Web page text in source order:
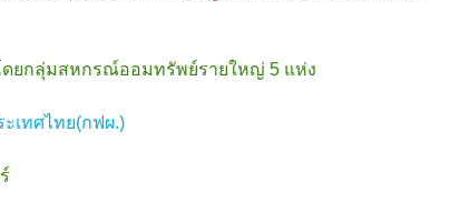
ดยกลุ่มสหกรณ์ออมทรัพย์รายใหญ่ 5 แห่ง
เทศไทย(กฟผ.)